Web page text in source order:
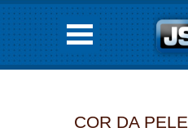
COR DA PELE